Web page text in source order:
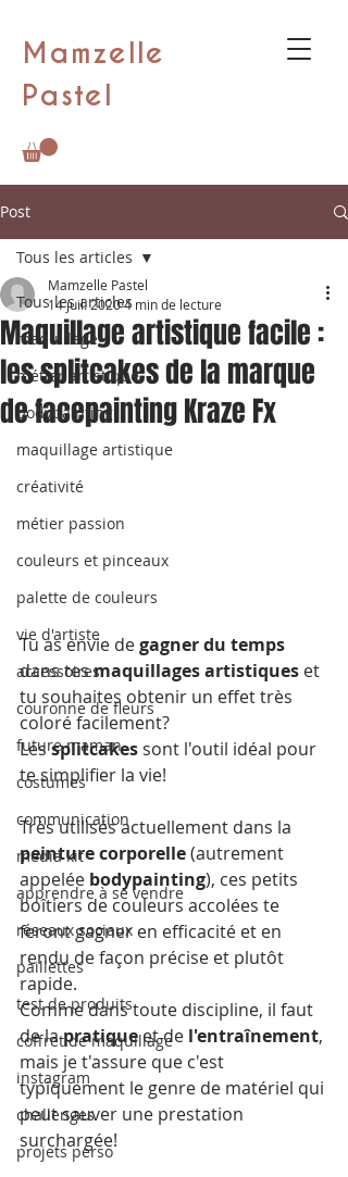
Mamzelle
Pastel
Post
Tous les articles
maquillage
métier artistique
bodypainting
maquillage artistique
créativité
métier passion
couleurs et pinceaux
palette de couleurs
vie d'artiste
accessoires
couronne de fleurs
future maman
costumes
communication
media kit
apprendre à se vendre
réseaux sociaux
paillettes
test de produits
coffret de maquillage
instagram
challenges
projets perso
Tous les articles
Maquillage artistique facile :
les splitcakes de la marque
de facepainting Kraze Fx
Mamzelle Pastel
14 juil. 20204 min de lecture
Tu as envie de gagner du temps
dans tes maquillages artistiques et
tu souhaites obtenir un effet très
coloré facilement?
Les splitcakes sont l'outil idéal pour
te simplifier la vie!
Très utilisés actuellement dans la
peinture corporelle (autrement
appelée bodypainting), ces petits
boîtiers de couleurs accolées te
feront gagner en efficacité et en
rendu de façon précise et plutôt
rapide.
Comme dans toute discipline, il faut
de la pratique et de l'entraînement,
mais je t'assure que c'est
typiquement le genre de matériel qui
peut sauver une prestation
surchargée!